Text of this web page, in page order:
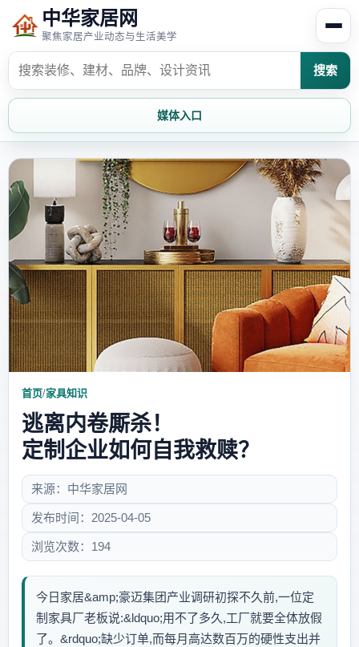
中华家居网
聚焦家居产业动态与生活美学
搜索
媒体入口
家居资讯
家居风水
时尚饰家 装修设计
家具知识 家居文化
家装攻略 创意家居
首页/家具知识
逃离内卷厮杀！
定制企业如何自我救赎？
来源：中华家居网
发布时间：2025-04-05
浏览次数：194
今日家居&amp;豪迈集团产业调研初探不久前,一位定
制家具厂老板说:&ldquo;用不了多久,工厂就要全体放假
了。&rdquo;缺少订单,而每月高达数百万的硬性支出并